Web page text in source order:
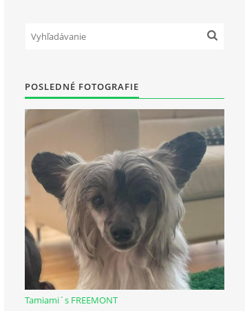
POSLEDNÉ FOTOGRAFIE
Tamiami´s FREEMONT